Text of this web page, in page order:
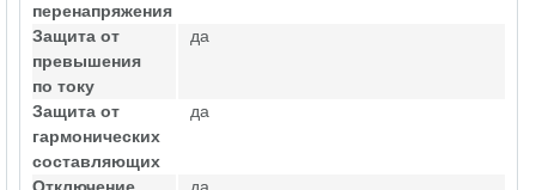
перенапряжения
Защита от
превышения
по току
да
Защита от
гармонических
составляющих
да